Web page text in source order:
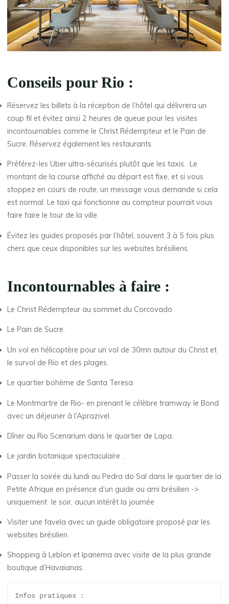
Conseils pour Rio :
Réservez les billets à la réception de l’hôtel qui délivrera un
coup fil et évitez ainsi 2 heures de queue pour les visites
incontournables comme le Christ Rédempteur et le Pain de
Sucre. Réservez également les restaurants.
Préférez-les Uber ultra-sécurisés plutôt que les taxis. Le
montant de la course affiché au départ est fixe, et si vous
stoppez en cours de route, un message vous demande si cela
est normal. Le taxi qui fonctionne au compteur pourrait vous
faire faire le tour de la ville.
Évitez les guides proposés par l’hôtel, souvent 3 à 5 fois plus
chers que ceux disponibles sur les websites brésiliens.
Incontournables à faire :
Le Christ Rédempteur au sommet du Corcovado
Le Pain de Sucre.
Un vol en hélicoptère pour un vol de 30mn autour du Christ et
le survol de Rio et des plages.
Le quartier bohème de Santa Teresa
Le Montmartre de Rio- en prenant le célèbre tramway le Bond
avec un déjeuner à l’Aprazivel.
Dîner au Rio Scenarium dans le quartier de Lapa.
Le jardin botanique spectaculaire .
Passer la soirée du lundi au Pedra do Sal dans le quartier de la
Petite Afrique en présence d’un guide ou ami brésilien ->
uniquement le soir, aucun intérêt la journée
Visiter une favela avec un guide obligatoire proposé par les
websites brésilien.
Shopping à Leblon et Ipanema avec visite de la plus grande
boutique d’Havaianas.
Infos pratiques :